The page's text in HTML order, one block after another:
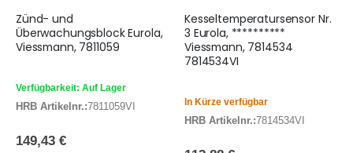
Zünd- und
Überwachungsblock Eurola,
Viessmann, 7811059
Verfügbarkeit: Auf Lager
HRB Artikelnr.:7811059VI
149,43 €
Kesseltemperatursensor Nr.
3 Eurola, **********
Viessmann, 7814534
7814534VI
In Kürze verfügbar
HRB Artikelnr.:7814534VI